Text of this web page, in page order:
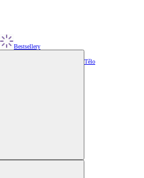
Bestsellery
Tělo